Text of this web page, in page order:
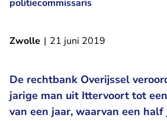
politiecommissaris
Zwolle | 21 juni 2019
De rechtbank Overijssel
jarige man uit Ittervoort tot
van een jaar, waarvan een half